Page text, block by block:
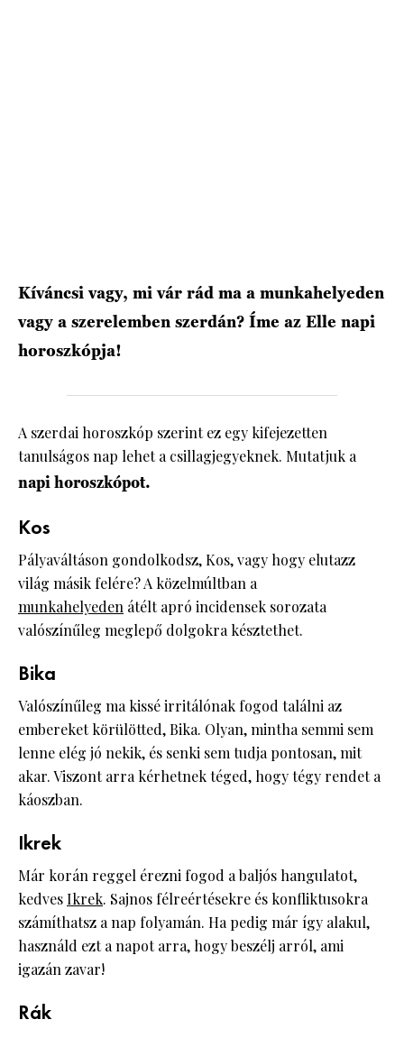
Kíváncsi vagy, mi vár rád ma a munkahelyeden
vagy a szerelemben szerdán? Íme az Elle napi
horoszkópja!
A szerdai horoszkóp szerint ez egy kifejezetten
tanulságos nap lehet a csillagjegyeknek. Mutatjuk a
napi horoszkópot.
Kos
Pályaváltáson gondolkodsz, Kos, vagy hogy elutazz
világ másik felére? A közelmúltban a
munkahelyeden átélt apró incidensek sorozata
valószínűleg meglepő dolgokra késztethet.
Bika
Valószínűleg ma kissé irritálónak fogod találni az
embereket körülötted, Bika. Olyan, mintha semmi sem
lenne elég jó nekik, és senki sem tudja pontosan, mit
akar. Viszont arra kérhetnek téged, hogy tégy rendet a
káoszban.
Ikrek
Már korán reggel érezni fogod a baljós hangulatot,
kedvesIkrek. Sajnos félreértésekre és konfliktusokra
számíthatsz a nap folyamán. Ha pedig már így alakul,
használd ezt a napot arra, hogy beszélj arról, ami
igazán zavar!
Rák